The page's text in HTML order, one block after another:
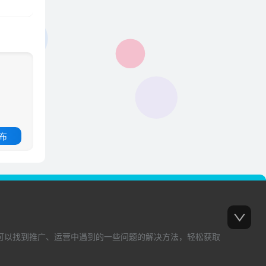
找到推广、运营中遇到的一些问题的解决方法，轻松获取